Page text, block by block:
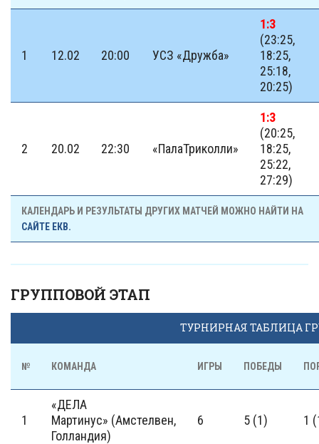
1 12.02 20:00 УСЗ «Дружба»
1:3
(23:25,
18:25,
25:18,
20:25)
2 20.02 22:30 «ПалаТриколли»
1:3
(20:25,
18:25,
25:22,
27:29)
КАЛЕНДАРЬ И РЕЗУЛЬТАТЫ ДРУГИХ МАТЧЕЙ МОЖНО НАЙТИ НА
САЙТЕ ЕКВ.
ГРУППОВОЙ ЭТАП
ТУРНИРНАЯ ТАБЛИЦА
№ КОМАНДА ИГРЫ ПОБЕДЫ
1
«ДЕЛА
Мартинус» (Амстелвен,
Голландия)
6 5 (1) 1